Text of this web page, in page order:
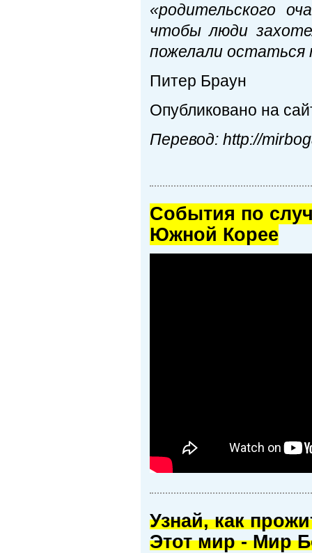
«родительского
чтобы люди
пожелали
Питер Браун
Опубликовано на
Перевод: http://
Cобытия по
Южной Корее
Узнай, как
Этот мир - Мир